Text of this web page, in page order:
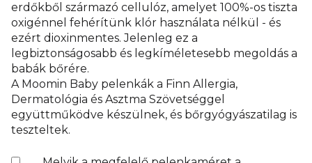
erdőkből származó cellulóz, amelyet 100%-os tiszta
oxigénnel fehérítünk klór használata nélkül - és
ezért dioxinmentes. Jelenleg ez a
legbiztonságosabb és legkíméletesebb megoldás a
babák bőrére.
A Moomin Baby pelenkák a Finn Allergia,
Dermatológia és Asztma Szövetséggel
együttműködve készülnek, és bőrgyógyászatilag is
teszteltek.